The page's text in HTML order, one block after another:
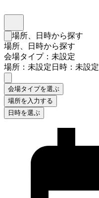
検索フォームを閉じる
場所、日時から探す
場所、日時から探す
会場タイプ：未設定
場所：未設定日時：未設定
会場タイプを選ぶ
場所を入力する
日時を選ぶ